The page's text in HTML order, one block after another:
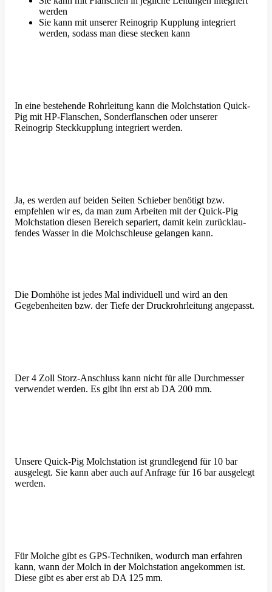
werden
Sie kann mit unserer Reinogrip Kupplung integriert
werden, sodass man diese stecken kann
In eine bestehende Rohrleitung kann die Molch­station Quick-
Pig mit HP-Flanschen, Sonder­flan­schen oder unserer
Reinogrip Steck­kupplung integriert werden.
Ja, es werden auf beiden Seiten Schieber benötigt bzw.
empfehlen wir es, da man zum Arbeiten mit der Quick-Pig
Molch­station diesen Bereich separiert, damit kein zurück­lau­
fendes Wasser in die Molch­schleuse gelangen kann.
Die Domhöhe ist jedes Mal indivi­duell und wird an den
Gegeben­heiten bzw. der Tiefe der Druck­rohr­leitung angepasst.
Der 4 Zoll Storz-Anschluss kann nicht für alle Durch­messer
verwendet werden. Es gibt ihn erst ab DA 200 mm.
Unsere Quick-Pig Molch­station ist grund­legend für 10 bar
ausgelegt. Sie kann aber auch auf Anfrage für 16 bar ausgelegt
werden.
Für Molche gibt es GPS-Techniken, wodurch man erfahren
kann, wann der Molch in der Molch­station angekommen ist.
Diese gibt es aber erst ab DA 125 mm.